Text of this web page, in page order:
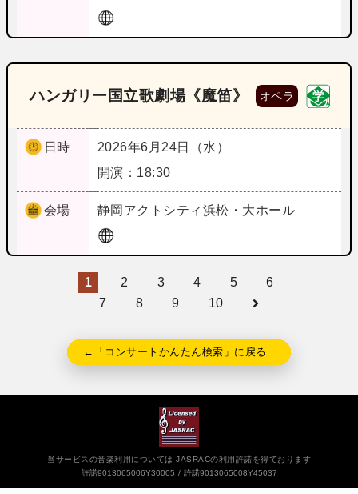
ハンガリー国立歌劇場《魔笛》 オペラ
日時
2026年6月24日（水）
開演：18:30
会場 静岡 アクトシティ浜松・大ホール
1 2 3 4 5
6
7
8 9 10
←「コンサートかんたん検索」に戻る
当サービスの音楽利用については JASRACの利用許諾を得ております
許諾9013065006Y30005
許諾9013065008Y45037